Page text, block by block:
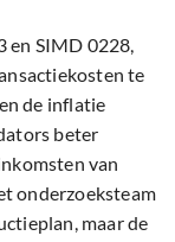
en SIMD 0228,
te
de inflatie
beter
van
onderzoeksteam
maar de